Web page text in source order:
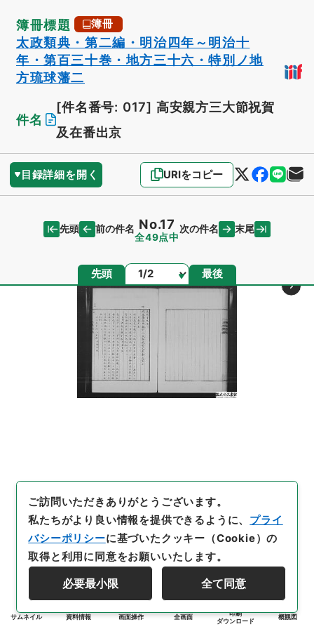
簿冊標題 簿冊
太政類典・第二編・明治四年～明治十
年・第百三十巻・地方三十六・特別ノ地
方琉球藩二
件名
[件名番号: 017] 高安親方三大節祝賀
及在番出京
目録詳細を開く URIをコピー
先頭 前の件名 No.17
全49点中
次の件名 末尾
先頭 ページ 最後
サムネイル 資料情報 画面操作 全画面
印刷
ダウンロード
概観図
ご訪問いただきありがとうございます。
私たちがより良い情報を提供できるように、 プライ
バシーポリシーに基づいたクッキー（Cookie）の
取得と利用に同意をお願いいたします。
必要最小限 全て同意